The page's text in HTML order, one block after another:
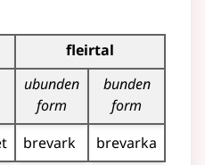
substantivet
fleirtal
ubunden
form
bunden
form
brevark brevarka